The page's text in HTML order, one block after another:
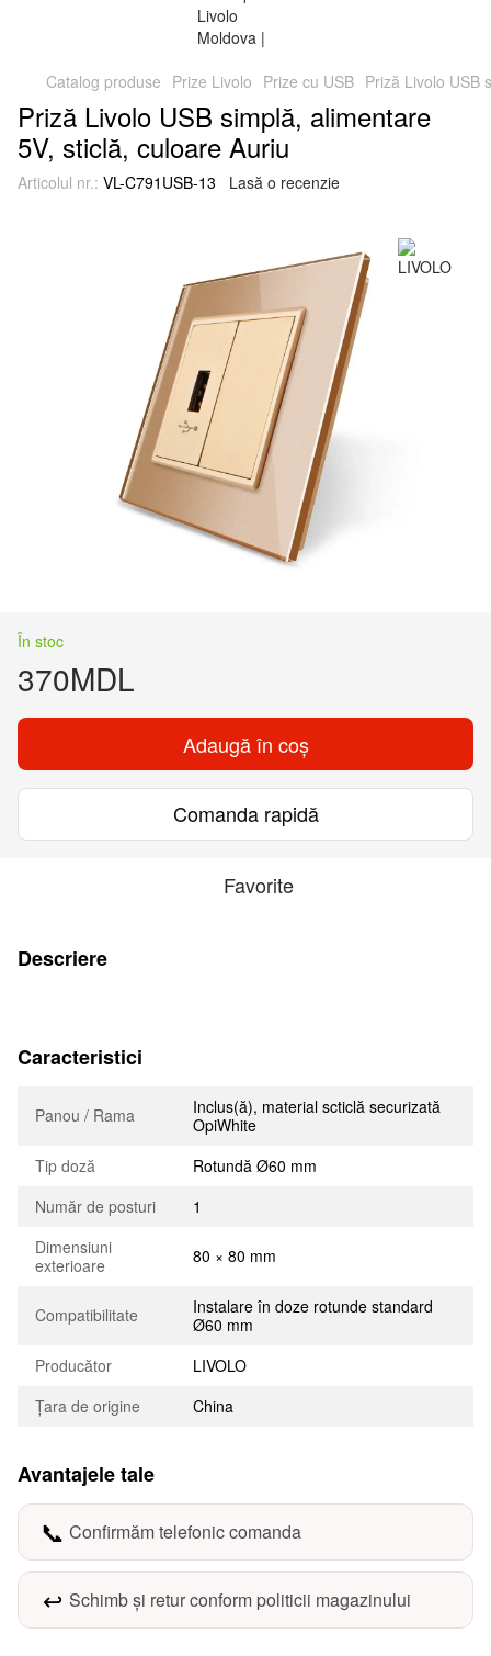
Catalog produse Prize Livolo Prize cu USB Priză Livolo USB
Priză Livolo USB simplă, alimentare
5V, sticlă, culoare Auriu
Articolul nr.: VL-C791USB-13 Lasă o recenzie
În stoc
370MDL
Adaugă în coș
Comanda rapidă
Favorite
Descriere
Caracteristici
Panou / Rama
Inclus(ă), material scticlă securizată
OpiWhite
Tip doză
Rotundă Ø60 mm
Număr de posturi
1
Dimensiuni
exterioare
80 × 80 mm
Compatibilitate
Instalare în doze rotunde standard
Ø60 mm
Producător
LIVOLO
Țara de origine
China
Avantajele tale
📞 Confirmăm telefonic comanda
↩️ Schimb și retur conform politicii magazinului